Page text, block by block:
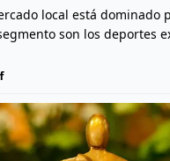
local está dominado
son los deportes